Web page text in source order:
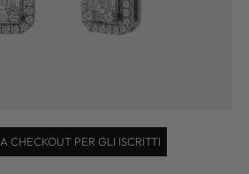
CHECKOUT PER GLI ISCRITTI